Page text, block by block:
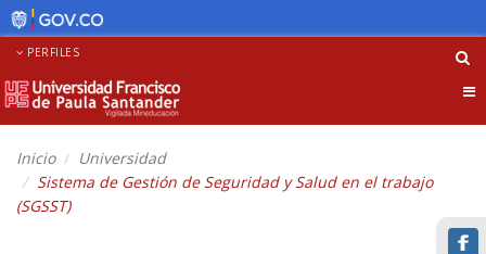
PERFILES
Inicio
Universidad
Sistema de Gestión de Seguridad y Salud en el trabajo
(SGSST)